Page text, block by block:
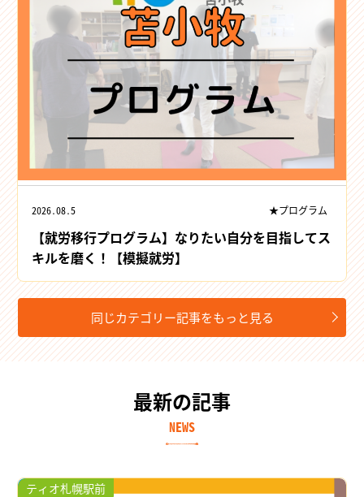
2026.08.5 ★プログラム
【就労移行プログラム】なりたい自分を目指してス
キルを磨く！【模擬就労】
同じカテゴリー記事をもっと見る
最新の記事
NEWS
ティオ札幌駅前